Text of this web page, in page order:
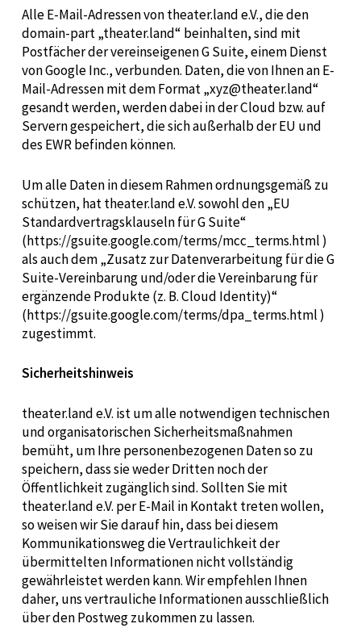
Alle E-Mail-Adressen von theater.land e.V., die den
domain-part „theater.land“ beinhalten, sind mit
Postfächer der vereinseigenen G Suite, einem Dienst
von Google Inc., verbunden. Daten, die von Ihnen an E-
Mail-Adressen mit dem Format „xyz@theater.land“
gesandt werden, werden dabei in der Cloud bzw. auf
Servern gespeichert, die sich außerhalb der EU und
des EWR befinden können.
Um alle Daten in diesem Rahmen ordnungsgemäß zu
schützen, hat theater.land e.V. sowohl den „EU
Standardvertragsklauseln für G Suite“
(https://gsuite.google.com/terms/mcc_terms.html)
als auch dem „Zusatz zur Datenverarbeitung für die G
Suite-Vereinbarung und/oder die Vereinbarung für
ergänzende Produkte (z. B. Cloud Identity)“
(https://gsuite.google.com/terms/dpa_terms.html)
zugestimmt.
Sicherheitshinweis
theater.land e.V. ist um alle notwendigen technischen
und organisatorischen Sicherheitsmaßnahmen
bemüht, um Ihre personenbezogenen Daten so zu
speichern, dass sie weder Dritten noch der
Öffentlichkeit zugänglich sind. Sollten Sie mit
theater.land e.V. per E-Mail in Kontakt treten wollen,
so weisen wir Sie darauf hin, dass bei diesem
Kommunikationsweg die Vertraulichkeit der
übermittelten Informationen nicht vollständig
gewährleistet werden kann. Wir empfehlen Ihnen
daher, uns vertrauliche Informationen ausschließlich
über den Postweg zukommen zu lassen.